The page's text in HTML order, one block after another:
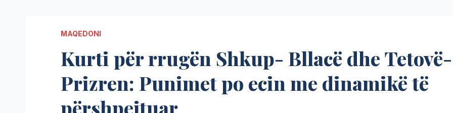
MAQEDONI
Kurti për rrugën Shkup- Bllacë dhe Tetovë-
Prizren: Punimet po ecin me dinamikë të